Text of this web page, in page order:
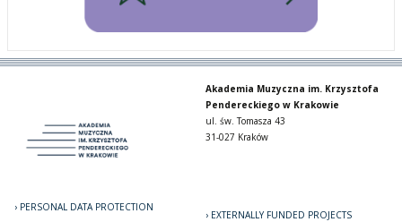
Akademia Muzyczna im. Krzysztofa
Pendereckiego w Krakowie
ul. św. Tomasza 43
31-027 Kraków
PERSONAL DATA PROTECTION
EXTERNALLY FUNDED PROJECTS